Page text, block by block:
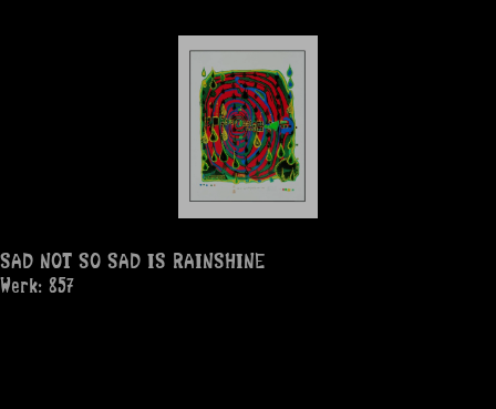
SAD NOT SO SAD IS RAINSHINE
Werk: 857